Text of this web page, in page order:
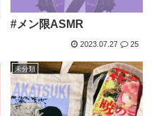
#メン限ASMR
2023.07.27 25
未分類